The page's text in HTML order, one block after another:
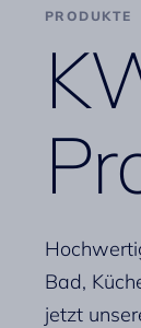
PRODUKTE
Bad,
jetzt